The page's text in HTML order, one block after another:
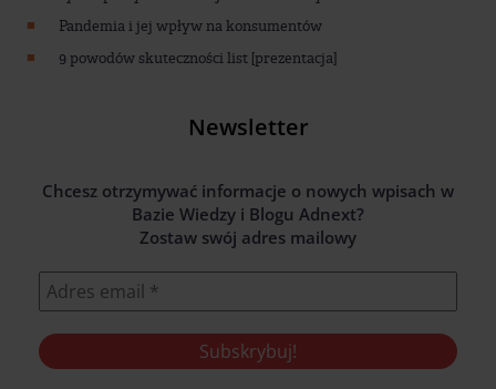
Pandemia i jej wpływ na konsumentów
9 powodów skuteczności list [prezentacja]
Newsletter
Chcesz otrzymywać informacje o nowych wpisach w
Bazie Wiedzy i Blogu Adnext?
Zostaw swój adres mailowy